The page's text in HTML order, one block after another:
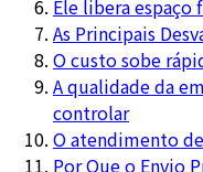
Ele libera espaço
As Principais
O custo sobe
A qualidade da
controlar
O atendimento
Por Que o Envio